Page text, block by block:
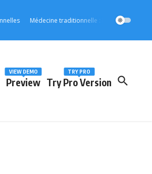
Médecine traditionnelle : l’OOAS accélère son
Preview
VIEW DEMO
Try Pro Version
TRY PRO